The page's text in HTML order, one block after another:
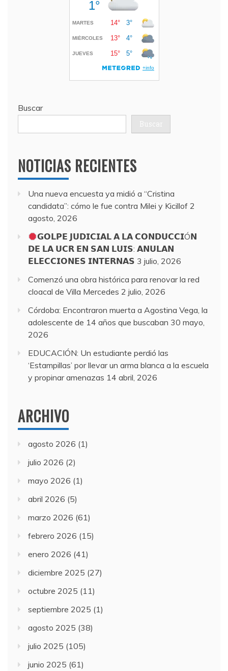
Buscar
Buscar
NOTICIAS RECIENTES
Una nueva encuesta ya midió a “Cristina
candidata”: cómo le fue contra Milei y Kicillof 2
agosto, 2026
𝗚𝗢𝗟𝗣𝗘 𝗝𝗨𝗗𝗜𝗖𝗜𝗔𝗟 𝗔 𝗟𝗔 𝗖𝗢𝗡𝗗𝗨𝗖𝗖𝗜Ó𝗡
𝗗𝗘 𝗟𝗔 𝗨𝗖𝗥 𝗘𝗡 𝗦𝗔𝗡 𝗟𝗨𝗜𝗦: 𝗔𝗡𝗨𝗟𝗔𝗡
𝗘𝗟𝗘𝗖𝗖𝗜𝗢𝗡𝗘𝗦 𝗜𝗡𝗧𝗘𝗥𝗡𝗔𝗦 3 julio, 2026
Comenzó una obra histórica para renovar la red
cloacal de Villa Mercedes 2 julio, 2026
Córdoba: Encontraron muerta a Agostina Vega, la
adolescente de 14 años que buscaban 30 mayo,
2026
EDUCACIÓN: Un estudiante perdió las
‘Estampillas’ por llevar un arma blanca a la escuela
y propinar amenazas 14 abril, 2026
ARCHIVO
agosto 2026 (1)
julio 2026 (2)
mayo 2026 (1)
abril 2026 (5)
marzo 2026 (61)
febrero 2026 (15)
enero 2026 (41)
diciembre 2025 (27)
octubre 2025 (11)
septiembre 2025 (1)
agosto 2025 (38)
julio 2025 (105)
junio 2025 (61)